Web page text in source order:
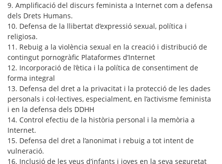
9. Amplificació del discurs feminista a Internet com a defensa
dels Drets Humans.
10. Defensa de la llibertat d’expressió sexual, política i
religiosa.
11. Rebuig a la violència sexual en la creació i distribució de
contingut pornogràfic Plataformes d’Internet
12. Incorporació de l‘ètica i la política de consentiment de
forma integral
13. Defensa del dret a la privacitat i la protecció de les dades
personals i col·lectives, especialment, en l’activisme feminista
i en la defensa dels DDHH
14. Control efectiu de la història personal i la memòria a
Internet.
15. Defensa del dret a l’anonimat i rebuig a tot intent de
vulneració.
16. Inclusió de les veus d’infants i joves en la seva seguretat